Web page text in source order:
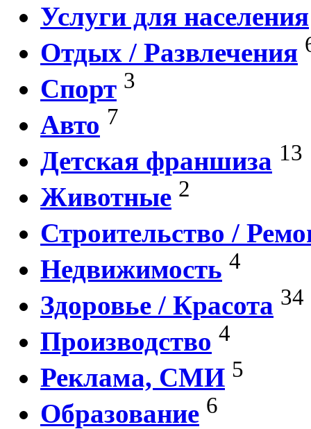
Услуги для населения
Отдых / Развлечения
Спорт 3
Авто 7
Детская франшиза 13
Животные 2
Строительство /
Недвижимость 4
Здоровье / Красота 34
Производство 4
Реклама, СМИ 5
Образование 6